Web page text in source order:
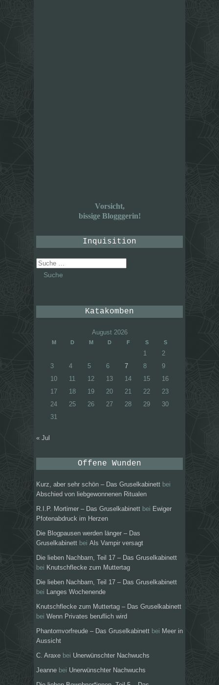
Vorsicht,
bissige Blogggerin!
Inquisition
Suche
nach:
Katakomben
August 2026
M D M D F S S
1
2
3
4 5 6 7 8
9
10
11 12 13 14 15
16
17
18 19 20 21 22
23
24
25 26 27 28 29
30
31
« Jul
Offene Wunden
Kurz, aber sehr schön – Das Gruselkabinett bei
Abschied von liebgewonnenen Ritualen
R.I.P. Mortimer – Das Gruselkabinett bei Ewiger
Pfotenabdruck im Herzen
Die Blogpausen werden länger – Das
Gruselkabinett bei Als Vampir versagt
Die lieben Nachbarn, Teil 17 – Das Gruselkabinett
bei Knutschflecke zum Muttertag
Die lieben Nachbarn, Teil 17 – Das Gruselkabinett
bei
Langes Wochenende
Knutschflecke zum Muttertag – Das Gruselkabinett
bei Wenn Privates beruflich wird
Phantomvorfreude – Das Gruselkabinett bei Meer in
Aussicht
C. Araxe bei Unerwünschter Nachwuchs
Jeanne bei Unerwünschter Nachwuchs